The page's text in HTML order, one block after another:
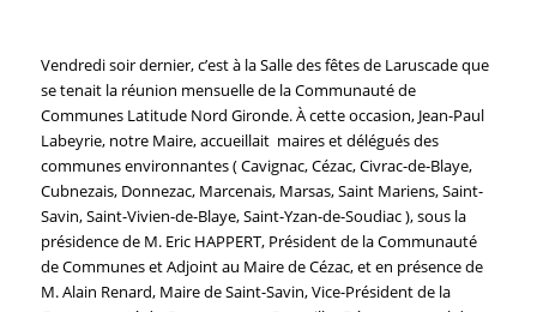
Vendredi soir dernier, c’est à la Salle des fêtes de Laruscade que
se tenait la réunion mensuelle de la Communauté de
Communes Latitude Nord Gironde. À cette occasion, Jean-Paul
Labeyrie, notre Maire, accueillait maires et délégués des
communes environnantes ( Cavignac, Cézac, Civrac-de-Blaye,
Cubnezais, Donnezac, Marcenais, Marsas, Saint Mariens, Saint-
Savin, Saint-Vivien-de-Blaye, Saint-Yzan-de-Soudiac ), sous la
présidence de M. Eric HAPPERT, Président de la Communauté
de Communes et Adjoint au Maire de Cézac, et en présence de
M. Alain Renard, Maire de Saint-Savin, Vice-Président de la